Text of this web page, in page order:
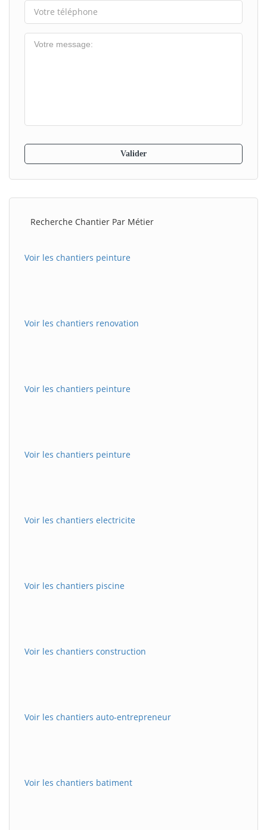
Recherche Chantier Par Métier
Voir les chantiers peinture
Voir les chantiers renovation
Voir les chantiers peinture
Voir les chantiers peinture
Voir les chantiers electricite
Voir les chantiers piscine
Voir les chantiers construction
Voir les chantiers auto-entrepreneur
Voir les chantiers batiment